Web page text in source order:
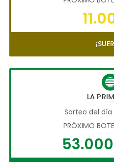
LA
Sorteo del
PRÓXIMO